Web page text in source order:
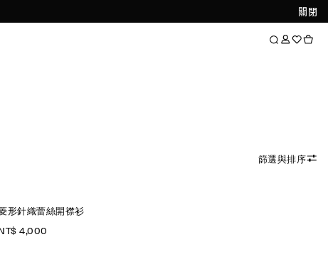
關閉
篩選與排序
形針織蕾絲開襟衫
NT$ 4,000